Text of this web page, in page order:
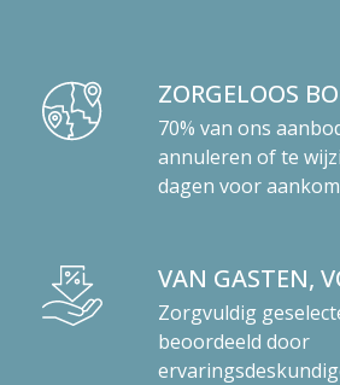
ZORGELOOS
70% van ons
annuleren of te
dagen voor
VAN GASTEN,
Zorgvuldig
beoordeeld door